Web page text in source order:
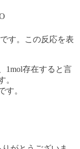
す。この反応を表
1mol存在すると言
。
す。